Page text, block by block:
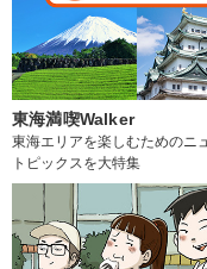
東海満喫Walker
東海エリアを楽しむためのニ
トピックスを大特集